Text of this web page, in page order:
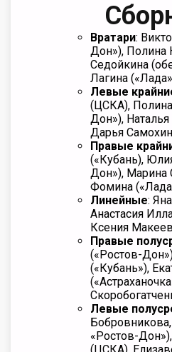
Вратари:
Дон»), Полина
Седойкина
Лагина
Левые
(ЦСКА),
Дон»),
Дарья
Правые
(«Кубань),
Дон»), Марина
Фомина
Линейные:
Анастасия
Ксения
Правые
(«Ростов-
(«Кубань»),
Левые
«Ростов-